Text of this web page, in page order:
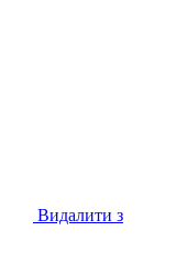
Видалити з